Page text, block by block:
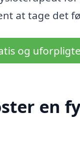
at tage det
og
en